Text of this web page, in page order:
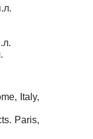
.л.
Italy,
Paris,